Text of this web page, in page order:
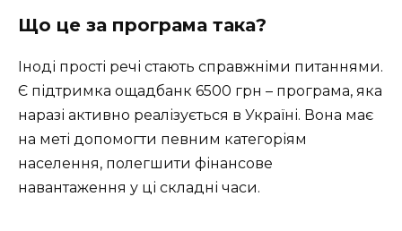
Що це за програма така?
Іноді прості речі стають справжніми питаннями.
Є підтримка ощадбанк 6500 грн – програма, яка
наразі активно реалізується в Україні. Вона має
на меті допомогти певним категоріям
населення, полегшити фінансове
навантаження у ці складні часи.